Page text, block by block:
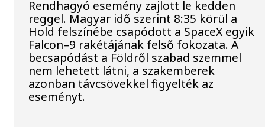
Rendhagyó esemény zajlott le kedden
reggel. Magyar idő szerint 8:35 körül a
Hold felszínébe csapódott a SpaceX egyik
Falcon–9 rakétájának felső fokozata. A
becsapódást a Földről szabad szemmel
nem lehetett látni, a szakemberek
azonban távcsövekkel figyelték az
eseményt.